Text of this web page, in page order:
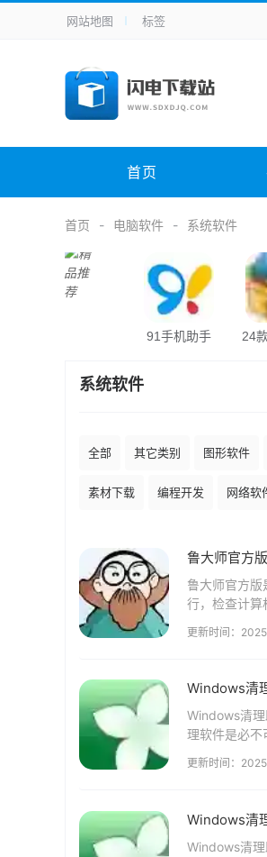
手机应用
手机游戏 H5游戏
电脑软件 其它类别
网站地图 标签
首页
首页 电脑软件 系统软件
91手机助手
24
系统软件
全部 其它类别 图形软件
素材下载 编程开发 网络软
鲁大师官方版
鲁大师官方
行，检查计算
更新时间：
Windows清
Windows清
理软件是必不
更新时间：
Windows清
Windows清